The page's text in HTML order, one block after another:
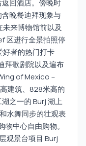
回酒店。傍晚时
晚餐迪拜现象与
来博物馆前以及
区进行全景拍照停
者的热门打卡
拜歌剧院以及遍布
of Mexico –
建筑、828米高的
之一的 Burj 湖上
水舞同步的壮观表
中心自由购物。
观景台项目 Burj